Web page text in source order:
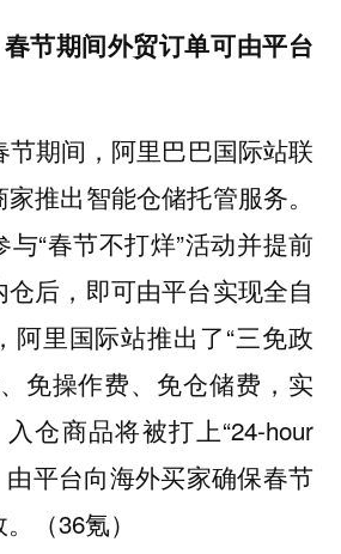
节期间外贸订单可由平台
节期间，阿里巴巴国际站联
推出智能仓储托管服务。
“春节不打烊”活动并提前
后，即可由平台实现全自
阿里国际站推出了“三免政
免操作费、免仓储费，实
仓商品将被打上“24-hour
由平台向海外买家确保春节
（36氪）